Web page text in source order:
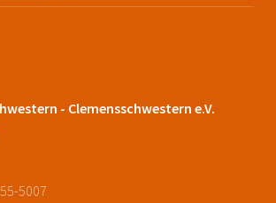
- Clemensschwestern e.V.
5007